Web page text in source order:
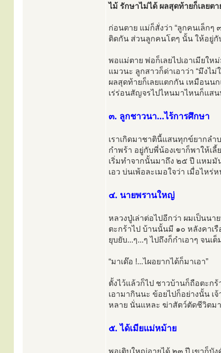
ไม้ รักษาไม่ได้ ผลสุดท้ายก็เลยตา
ก่อนตาย แม่ก็สั่งว่า “ลูกคนเล็กๆ
ติดกัน ส่วนลูกคนโตๆ นั้น ให้อยู่กั
พอแม่ตาย พ่อก็เลยไปเอาเมียใ
แมวนะ ลูกสาวก็ด่าเอาว่า “มึงไ
ผลสุดท้ายก็เลยแตกกัน เหมือนน
เร่ร่อนสัญจรไปไหนมาไหนก็แส
๓. ลูกชาวนา...ไร้การศึกษา
เราเกิดมาชาตินี้แสนทุกข์ยากลำ
กำพร้า อยู่กับพี่น้องเขาก็พาให้เลี้
เริ่มทำจากนั้นมาถึง ๒๕ ปี แหมมั
เอว บ่นเพ้อละเมอใจว่า เมื่อไห
๔. นายพรานใหญ่
หลวงปู่เล่าต่อไปอีกว่า ผมเป็นน
ตะกร้าไป บ้านนั้นมี ๑๐ หลังคาเ
ยุบยับ...ๆ...ๆ ไปถึงก็กำเอาๆ จน
“มาเด๊อ !...ไผอยากได้ก็มาเอา”
ตั้งไว้แล้วก็ไป ชาวบ้านก็ถือตะก
เอามากินนะ ข้อยไปก็อย่างนั้น เ
หลาย นั่นแหละ ฆ่าสัตว์ตัดชีวิตม
๕. ได้เมียแม่หม้าย
พอเติบใหญ่อายุได้ ๒๓ ปี เขาก็บั